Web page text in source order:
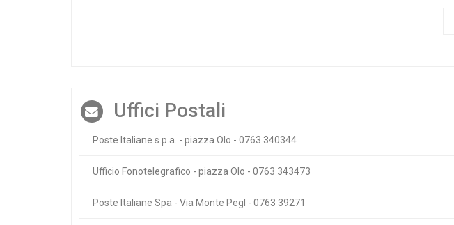
Uffici Postali
Poste Italiane s.p.a. - piazza Olo - 0763 340344
Ufficio Fonotelegrafico - piazza Olo - 0763 343473
Poste Italiane Spa - Via Monte Pegl - 0763 39271